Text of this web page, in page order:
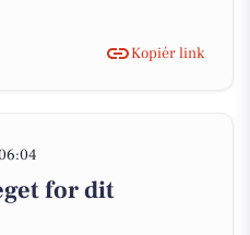
Kopiér link
for dit